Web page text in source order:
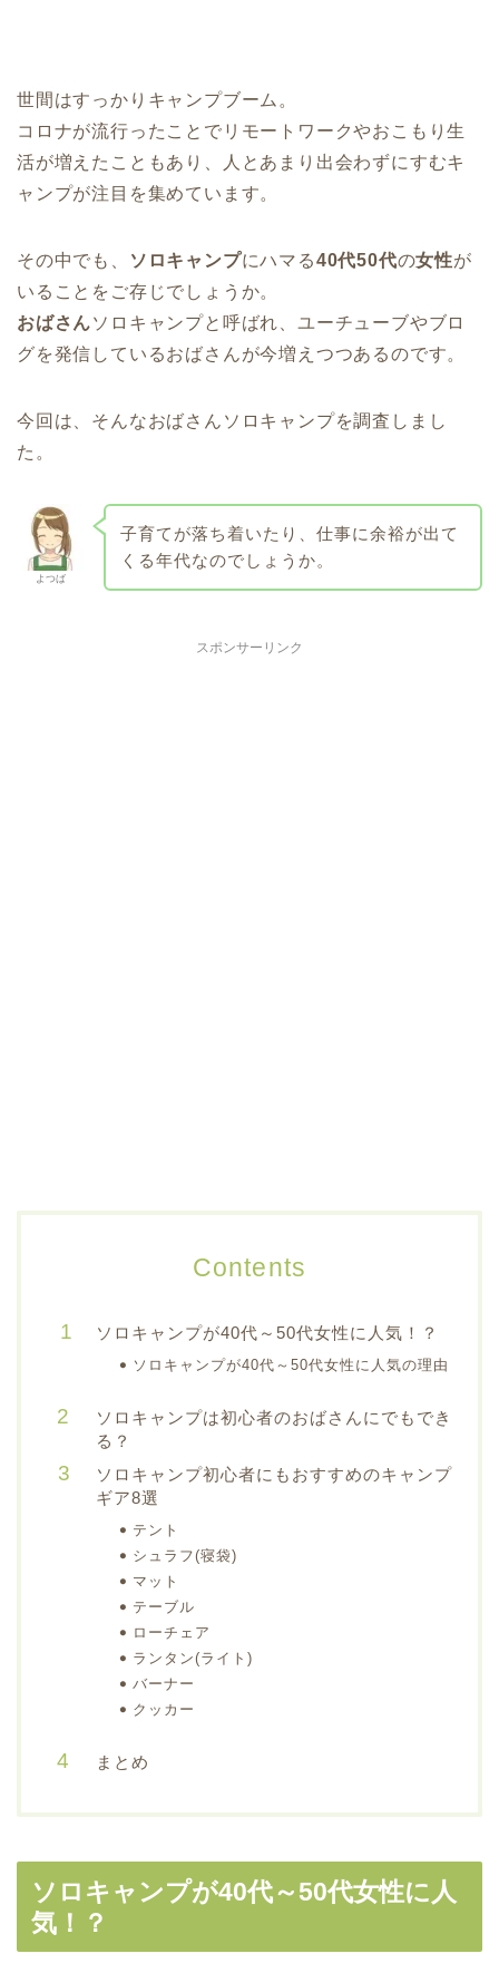
世間はすっかりキャンプブーム。
コロナが流行ったことでリモートワークやおこもり生
活が増えたこともあり、人とあまり出会わずにすむキ
ャンプが注目を集めています。
その中でも、 ソロキャンプにハマる40代50代の女性が
いることをご存じでしょうか。
おばさんソロキャンプと呼ばれ、ユーチューブやブロ
グを発信しているおばさんが今増えつつあるのです。
今回は、そんなおばさんソロキャンプを調査しまし
た。
よつば
子育てが落ち着いたり、仕事に余裕が出て
くる年代なのでしょうか。
スポンサーリンク
Contents
ソロキャンプが40代～50代女性に人気！？
ソロキャンプが40代～50代女性に人気の理由
ソロキャンプは初心者のおばさんにでもでき
る？
ソロキャンプ初心者にもおすすめのキャンプ
ギア8選
テント
シュラフ(寝袋)
マット
テーブル
ローチェア
ランタン(ライト)
バーナー
クッカー
まとめ
ソロキャンプが40代～50代女性に人
気！？